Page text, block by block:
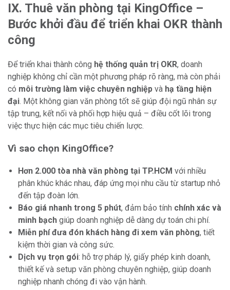
IX. Thuê văn phòng tại KingOffice –
Bước khởi đầu để triển khai OKR thành
công
Để triển khai thành công hệ thống quản trị OKR, doanh
nghiệp không chỉ cần một phương pháp rõ ràng, mà còn phải
có môi trường làm việc chuyên nghiệp và hạ tầng hiện
đại. Một không gian văn phòng tốt sẽ giúp đội ngũ nhân sự
tập trung, kết nối và phối hợp hiệu quả – điều cốt lõi trong
việc thực hiện các mục tiêu chiến lược.
Vì sao chọn KingOffice?
Hơn 2.000 tòa nhà văn phòng tại TP.HCM với nhiều
phân khúc khác nhau, đáp ứng mọi nhu cầu từ startup nhỏ
đến tập đoàn lớn.
Báo giá nhanh trong 5 phút, đảm bảo tính chính xác và
minh bạch giúp doanh nghiệp dễ dàng dự toán chi phí.
Miễn phí đưa đón khách hàng đi xem văn phòng, tiết
kiệm thời gian và công sức.
Dịch vụ trọn gói: hỗ trợ pháp lý, giấy phép kinh doanh,
thiết kế và setup văn phòng chuyên nghiệp, giúp doanh
nghiệp nhanh chóng đi vào vận hành.